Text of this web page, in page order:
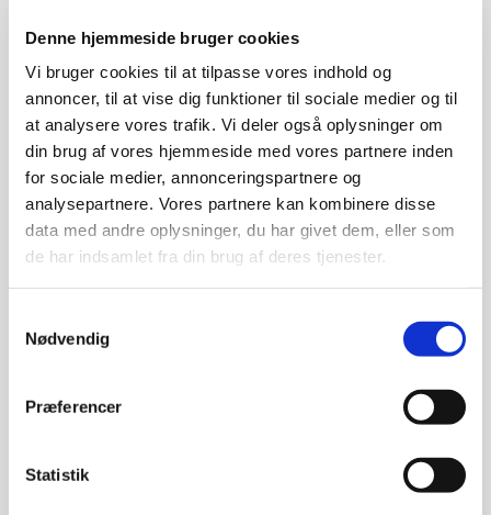
Denne hjemmeside bruger cookies
Vi bruger cookies til at tilpasse vores indhold og
annoncer, til at vise dig funktioner til sociale medier og til
at analysere vores trafik. Vi deler også oplysninger om
din brug af vores hjemmeside med vores partnere inden
for sociale medier, annonceringspartnere og
analysepartnere. Vores partnere kan kombinere disse
data med andre oplysninger, du har givet dem, eller som
de har indsamlet fra din brug af deres tjenester.
Nødvendig
Præferencer
Statistik
Tirsdag d. 5. oktober 18.45-21.00
Sted:SEF, Fåborgvej 44, 5700
Svendborg (Auditoriet).
Livestream fra Aarhus Universitet.
Deltagelse er gratis, man møder bare op.
Mørkt stof og mørk energi udgør 95% af universet,
stof ville vi, og livet, imidlertid ikke eksistere. Løfter
den nyeste forskning i kosmologi sløret for hvad